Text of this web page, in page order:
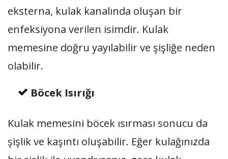
eksterna, kulak kanalında oluşan bir
enfeksiyona verilen isimdir. Kulak
memesine doğru yayılabilir ve şişliğe neden
olabilir.
Böcek Isırığı
Kulak memesini böcek ısırması sonucu da
şişlik ve kaşıntı oluşabilir. Eğer kulağınızda